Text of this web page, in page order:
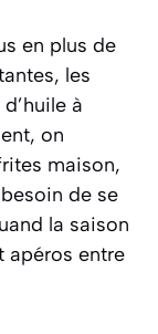
en plus de
les
à
on
maison,
de se
la saison
apéros entre